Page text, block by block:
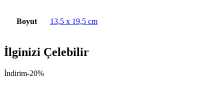
Boyut 13,5 x 19,5 cm
İlginizi Çelebilir
İndirim-20%